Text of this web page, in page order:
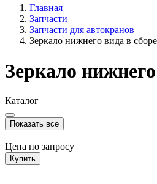
Главная
Запчасти
Запчасти для автокранов
Зеркало нижнего вида в сборе
Зеркало
Каталог
Показать все
Цена по запросу
Купить